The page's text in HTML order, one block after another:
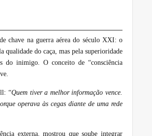
chave na guerra aérea do século XXI: o
qualidade do caça, mas pela superioridade
do inimigo. O conceito de “consciência
“Quem tiver a melhor informação vence.
operava às cegas diante de uma rede
externa, mostrou que soube integrar